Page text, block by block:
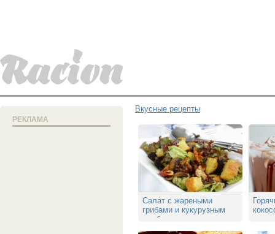
Вкусные рецепты
РЕКЛАМА
Салат с жареными
грибами и кукурузным
хлебом